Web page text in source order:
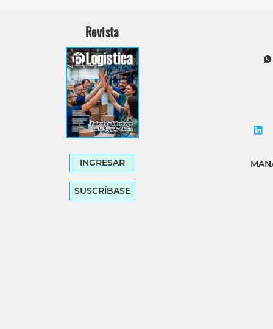
Revista
INGRESAR
SUSCRÍBASE